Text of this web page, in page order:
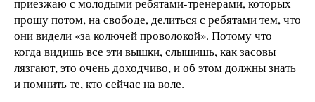
приезжаю с молодыми ребятами-тренерами, которых
прошу потом, на свободе, делиться с ребятами тем, что
они видели «за колючей проволокой». Потому что
когда видишь все эти вышки, слышишь, как засовы
лязгают, это очень доходчиво, и об этом должны знать
и помнить те, кто сейчас на воле.